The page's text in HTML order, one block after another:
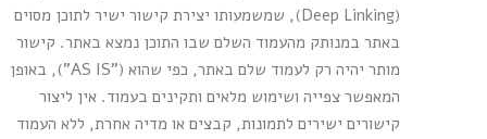
(Deep Linking), שמשמעותו יצירת קישור ישיר לתוכן מסוים
באתר במנותק מהעמוד השלם שבו התוכן נמצא באתר. קישור
מותר יהיה רק לעמוד שלם באתר, כפי שהוא ("AS IS"), באופן
המאפשר צפייה ושימוש מלאים ותקינים בעמוד. אין ליצור
קישורים ישירים לתמונות, קבצים או מדיה אחרת, ללא העמוד